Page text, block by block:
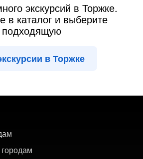
экскурсий в Торжке.
в каталог и выберите
подходящую
в Торжке